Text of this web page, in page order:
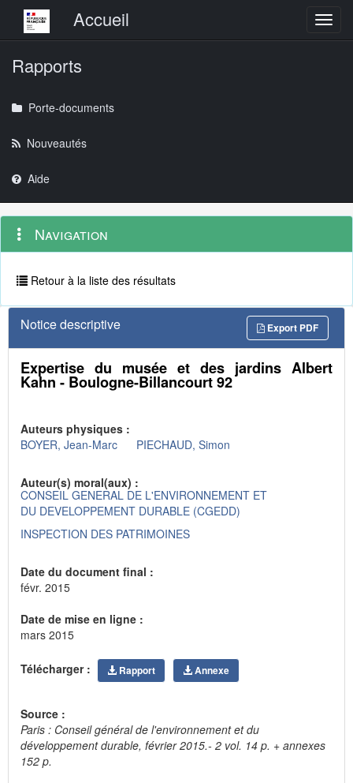
Menu principalAccueil
Rapports
Porte-documents
Nouveautés
Aide
Navigation
outils
Menu
contextuel
Navigation
Retour à la liste des résultats
Notice descriptive Export PDF
Expertise du musée et des jardins Albert
Kahn - Boulogne-Billancourt 92
Auteurs physiques :
BOYER, Jean-Marc
PIECHAUD, Simon
Auteur(s) moral(aux) :
CONSEIL GENERAL DE L'ENVIRONNEMENT ET
DU DEVELOPPEMENT DURABLE (CGEDD)
INSPECTION DES PATRIMOINES
Date du document final :
févr. 2015
Date de mise en ligne :
mars 2015
Télécharger : Rapport Annexe
Source :
Paris : Conseil général de l'environnement et du
développement durable, février 2015.- 2 vol. 14 p. + annexes
152 p.